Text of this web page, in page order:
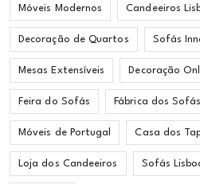
Móveis Modernos Candeeiros
Decoração de Quartos Sofás
Mesas Extensíveis Decoração
Feira do Sofás Fábrica dos Sofás
Móveis de Portugal Casa dos
Loja dos Candeeiros Sofás